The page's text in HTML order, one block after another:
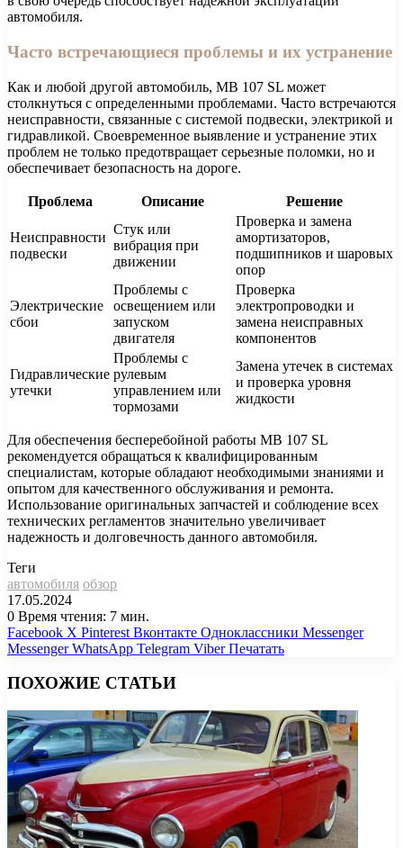
автомобиля.
Часто встречающиеся проблемы и их устранение
Как и любой другой автомобиль, MB 107 SL может
столкнуться с определенными проблемами. Часто встречаются
неисправности, связанные с системой подвески, электрикой и
гидравликой. Своевременное выявление и устранение этих
проблем не только предотвращает серьезные поломки, но и
обеспечивает безопасность на дороге.
Проблема Описание Решение
Неисправности
подвески
Стук или
вибрация при
движении
Проверка и замена
амортизаторов,
подшипников и шаровых
опор
Электрические
сбои
Проблемы с
освещением или
запуском
двигателя
Проверка
электропроводки и
замена неисправных
компонентов
Гидравлические
утечки
Проблемы с
рулевым
управлением или
тормозами
Замена утечек в системах
и проверка уровня
жидкости
Для обеспечения бесперебойной работы MB 107 SL
рекомендуется обращаться к квалифицированным
специалистам, которые обладают необходимыми знаниями и
опытом для качественного обслуживания и ремонта.
Использование оригинальных запчастей и соблюдение всех
технических регламентов значительно увеличивает
надежность и долговечность данного автомобиля.
Теги
автомобиля обзор
17.05.2024
0 Время чтения: 7 мин.
Facebook X Pinterest Вконтакте Одноклассники Messenger
Messenger WhatsApp Telegram Viber Печатать
ПОХОЖИЕ СТАТЬИ